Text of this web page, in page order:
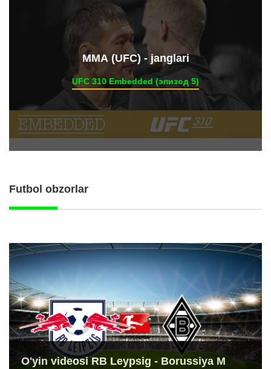
ММА (UFC) - janglari
UFC 310 Embedded (эпизод 5)
Futbol obzorlar
O'yin videosi RB Leypsig - Borussiya M